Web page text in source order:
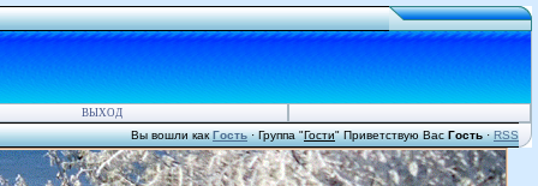
ВЫХОД
Вы вошли как Гость·Группа"Гости"Приветствую ВасГость·RSS